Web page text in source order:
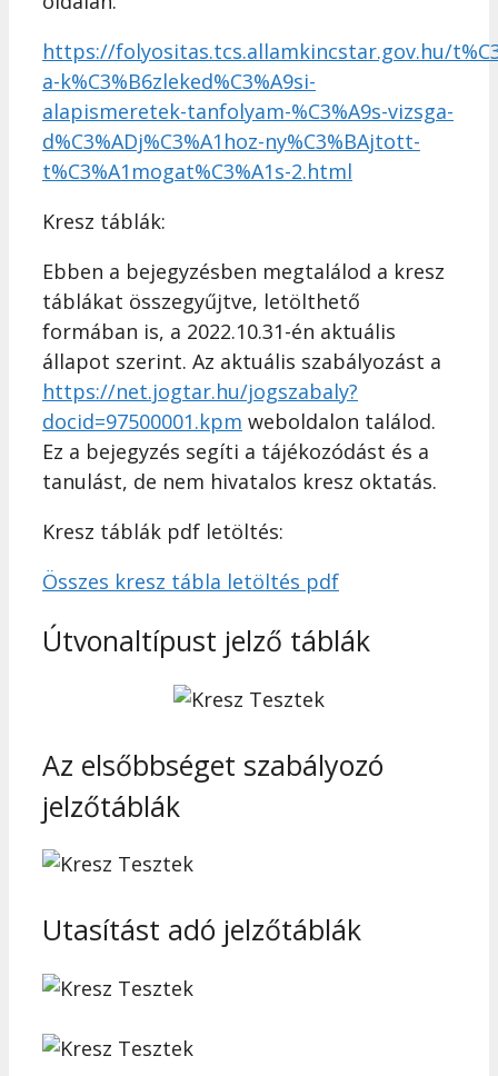
https://folyositas.tcs.allamkincstar.gov.hu/
a-k%C3%B6zleked%C3%A9si-
alapismeretek-tanfolyam-%C3%A9s-vizsga-
d%C3%ADj%C3%A1hoz-ny%C3%BAjtott-
t%C3%A1mogat%C3%A1s-2.html
Kresz táblák:
Ebben a bejegyzésben megtalálod a kresz
táblákat összegyűjtve, letölthető
formában is, a 2022.10.31-én aktuális
állapot szerint. Az aktuális szabályozást a
https://net.jogtar.hu/jogszabaly?
docid=97500001.kpm weboldalon találod.
Ez a bejegyzés segíti a tájékozódást és a
tanulást, de nem hivatalos kresz oktatás.
Kresz táblák pdf letöltés:
Összes kresz tábla letöltés pdf
Útvonaltípust jelző táblák
Az elsőbbséget szabályozó
jelzőtáblák
Utasítást adó jelzőtáblák